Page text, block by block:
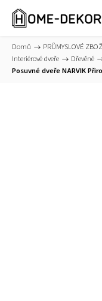
Domů / PRŮMYSLOVÉ
Interiérové dveře / Dřevěné /
Posuvné dveře NARVIK